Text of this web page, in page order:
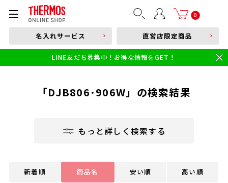
0
部品購入はこちら
本体品番やキーワードを入力
食洗機対応 新製品
幼児・園児向け水筒
名入れサービス 直営店限定商品
LINE友だち募集中！お得な情報をGET！
「DJB806･906W」の検索結果
もっと詳しく検索する
新着順 商品名 安い順 高い順